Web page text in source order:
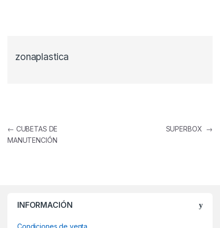
zonaplastica
Navegación de entradas
← CUBETAS DE
MANUTENCIÓN
SUPERBOX →
INFORMACIÓN
Condiciones de venta